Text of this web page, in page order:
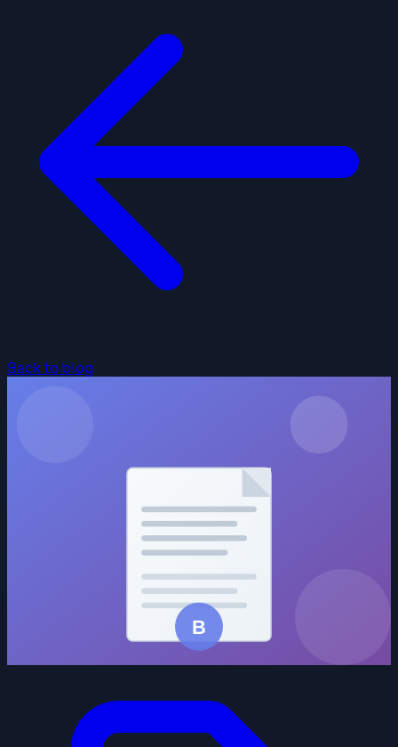
Back to blog